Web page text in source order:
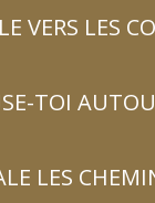
VERS LES
TOI
LES